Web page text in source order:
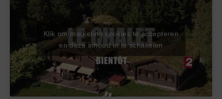
Klik om marketing cookies te accepteren
en deze inhoud in te schakelen